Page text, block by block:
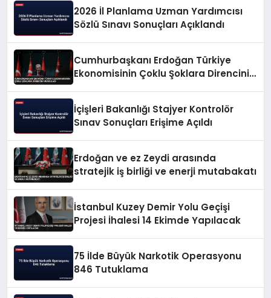
2026 İl Planlama Uzman Yardımcısı
Sözlü Sınavı Sonuçları Açıklandı
Cumhurbaşkanı Erdoğan Türkiye
Ekonomisinin Çoklu Şoklara Direncini
İçişleri Bakanlığı Stajyer Kontrolör
Sınav Sonuçları Erişime Açıldı
Erdoğan ve ez Zeydi arasında
stratejik iş birliği ve enerji mutabakatı
İstanbul Kuzey Demir Yolu Geçişi
Projesi İhalesi 14 Ekimde Yapılacak
75 İlde Büyük Narkotik Operasyonu
846 Tutuklama